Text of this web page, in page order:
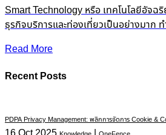
Smart Technology หรือ เทคโนโลยีอัจ
ธุรกิจบริการและท่องเที่ยวเป็นอย่างมาก
Read More
Recent Posts
PDPA Privacy Management: พลิกการจัดการ Cookie &